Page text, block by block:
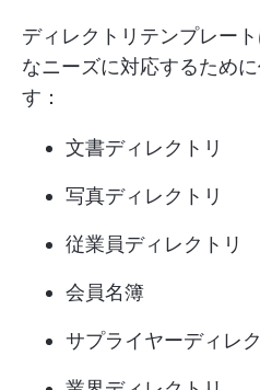
ディレクトリテンプレー
なニーズに対応するため
す：
文書ディレクトリ
写真ディレクトリ
従業員ディレクトリ
会員名簿
サプライヤーディレ